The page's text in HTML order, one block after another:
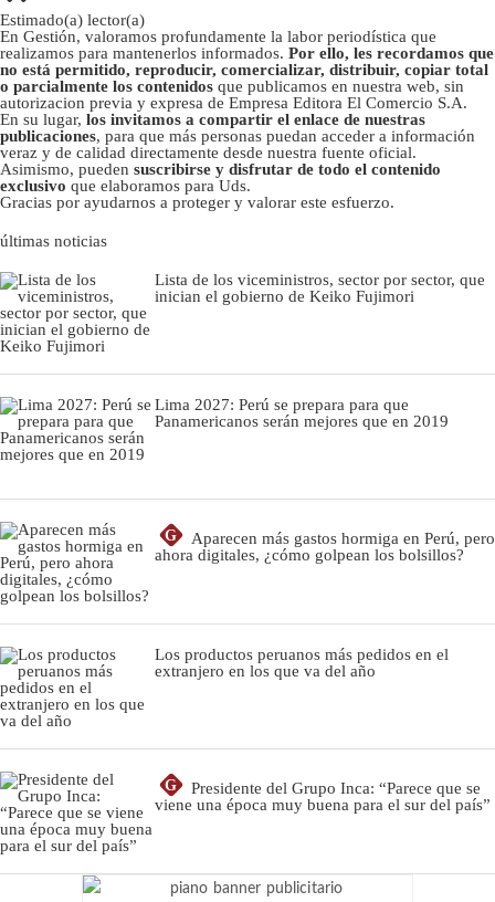
Estimado(a) lector(a)
En Gestión, valoramos profundamente la labor periodística que
realizamos para mantenerlos informados. Por ello, les recordamos que
no está permitido, reproducir, comercializar, distribuir, copiar total
o parcialmente los contenidos que publicamos en nuestra web, sin
autorizacion previa y expresa de Empresa Editora El Comercio S.A.
En su lugar, los invitamos a compartir el enlace de nuestras
publicaciones, para que más personas puedan acceder a información
veraz y de calidad directamente desde nuestra fuente oficial.
Asimismo, pueden suscribirse y disfrutar de todo el contenido
exclusivo que elaboramos para Uds.
Gracias por ayudarnos a proteger y valorar este esfuerzo.
últimas noticias
Lista de los viceministros, sector por sector, que
inician el gobierno de Keiko Fujimori
Lima 2027: Perú se prepara para que
Panamericanos serán mejores que en 2019
G
Aparecen más gastos hormiga en Perú, pero
ahora digitales, ¿cómo golpean los bolsillos?
Los productos peruanos más pedidos en el
extranjero en los que va del año
G
Presidente del Grupo Inca: “Parece que se
viene una época muy buena para el sur del país”